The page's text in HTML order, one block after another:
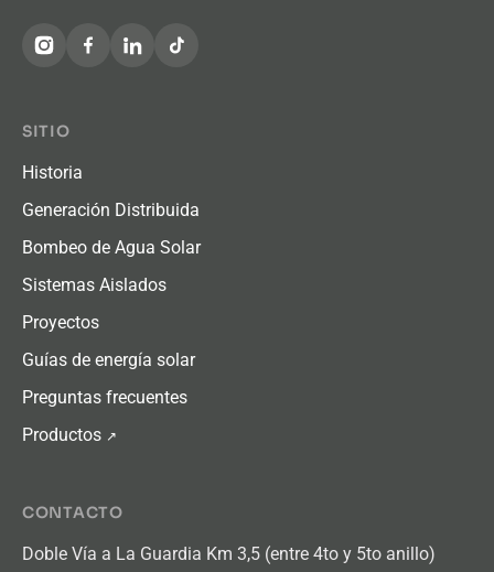
SITIO
Historia
Generación Distribuida
Bombeo de Agua Solar
Sistemas Aislados
Proyectos
Guías de energía solar
Preguntas frecuentes
Productos ↗
CONTACTO
Doble Vía a La Guardia Km 3,5 (entre 4to y 5to anillo)